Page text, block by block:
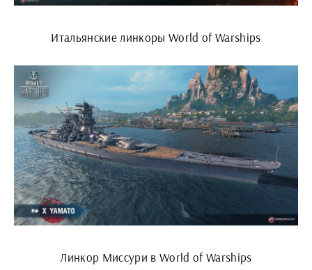
Итальянские линкоры World of Warships
Линкор Миссури в World of Warships